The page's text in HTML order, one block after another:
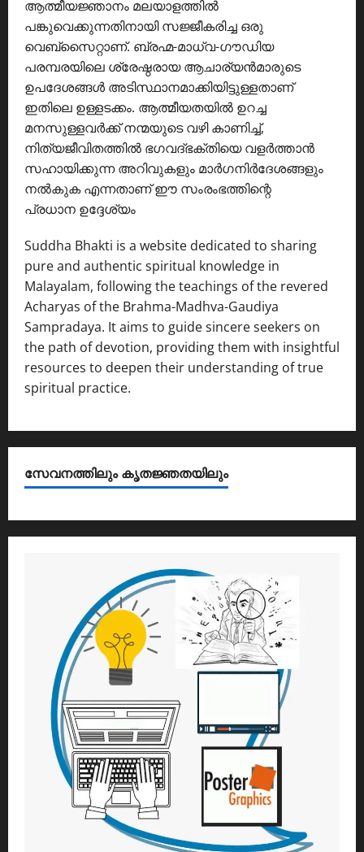
ആത്മീയജ്ഞാനം മലയാളത്തിൽ
പങ്കുവെക്കുന്നതിനായി സജ്ജീകരിച്ച ഒരു
വെബ്സൈറ്റാണ്. ബ്രഹ്മ-മാധ്വ-ഗൗഡിയ
പരമ്പരയിലെ ശ്രേഷ്ഠരായ ആചാര്യൻമാരുടെ
ഉപദേശങ്ങൾ അടിസ്ഥാനമാക്കിയിട്ടുള്ളതാണ്
ഇതിലെ ഉള്ളടക്കം. ആത്മീയതയിൽ ഉറച്ച
മനസുള്ളവർക്ക് നന്മയുടെ വഴി കാണിച്ച്,
നിത്യജീവിതത്തിൽ ഭഗവദ്ഭക്തിയെ വളർത്താൻ
സഹായിക്കുന്ന അറിവുകളും മാർഗനിർദേശങ്ങളും
നൽകുക എന്നതാണ് ഈ സംരംഭത്തിന്റെ
പ്രധാന ഉദ്ദേശ്യം
Suddha Bhakti is a website dedicated to sharing
pure and authentic spiritual knowledge in
Malayalam, following the teachings of the revered
Acharyas of the Brahma-Madhva-Gaudiya
Sampradaya. It aims to guide sincere seekers on
the path of devotion, providing them with insightful
resources to deepen their understanding of true
spiritual practice.
സേവനത്തിലും കൃതജ്ഞതയിലും